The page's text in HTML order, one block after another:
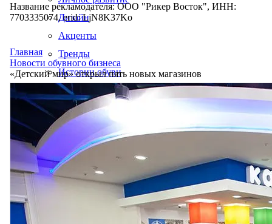
Дизайн
Акценты
Тренды
Истории обуви
Производство
Название рекламодателя: ООО "Рикер Восток", ИНН:
7703335074, erid: LjN8K37Ko
Главная
Новости обувного бизнеса
«Детский мир» открыл пять новых магазинов